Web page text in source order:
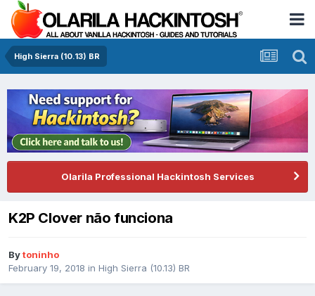
High Sierra (10.13) BR
Olarila Professional Hackintosh Services
K2P Clover não funciona
Bytoninho
February 19, 2018 in High Sierra (10.13) BR